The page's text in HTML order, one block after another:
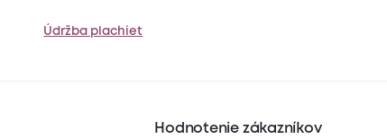
Údržba plachiet
Hodnotenie zákazníkov